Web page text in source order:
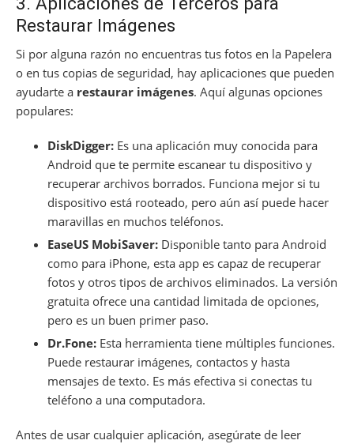
Restaurar Imágenes
Si por alguna razón no encuentras tus fotos en la Papelera
o en tus copias de seguridad, hay aplicaciones que pueden
ayudarte a restaurar imágenes. Aquí algunas opciones
populares:
DiskDigger: Es una aplicación muy conocida para
Android que te permite escanear tu dispositivo y
recuperar archivos borrados. Funciona mejor si tu
dispositivo está rooteado, pero aún así puede hacer
maravillas en muchos teléfonos.
EaseUS MobiSaver: Disponible tanto para Android
como para iPhone, esta app es capaz de recuperar
fotos y otros tipos de archivos eliminados. La versión
gratuita ofrece una cantidad limitada de opciones,
pero es un buen primer paso.
Dr.Fone: Esta herramienta tiene múltiples funciones.
Puede restaurar imágenes, contactos y hasta
mensajes de texto. Es más efectiva si conectas tu
teléfono a una computadora.
Antes de usar cualquier aplicación, asegúrate de leer